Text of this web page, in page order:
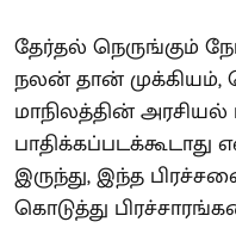
தேர்தல் நெருங்கும்
நலன் தான்
மாநிலத்தின் அரசியல்
பாதிக்கப்படக்கூடாது
இருந்து, இந்த
கொடுத்து